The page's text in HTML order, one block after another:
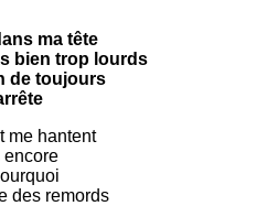
ma tête
bien trop lourds
de toujours
me hantent
encore
des remords